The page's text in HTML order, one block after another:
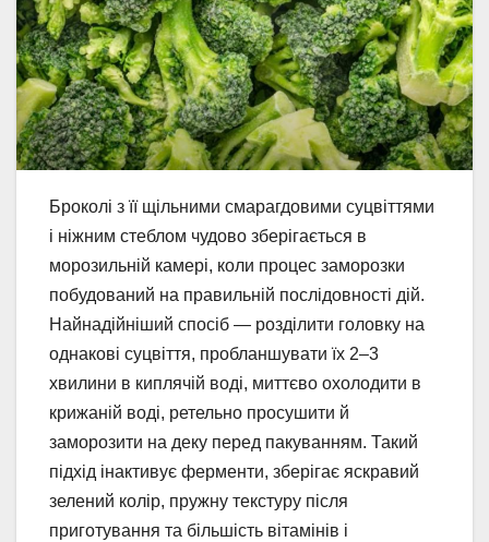
Броколі з її щільними смарагдовими суцвіттями
і ніжним стеблом чудово зберігається в
морозильній камері, коли процес заморозки
побудований на правильній послідовності дій.
Найнадійніший спосіб — розділити головку на
однакові суцвіття, пробланшувати їх 2–3
хвилини в киплячій воді, миттєво охолодити в
крижаній воді, ретельно просушити й
заморозити на деку перед пакуванням. Такий
підхід інактивує ферменти, зберігає яскравий
зелений колір, пружну текстуру після
приготування та більшість вітамінів і